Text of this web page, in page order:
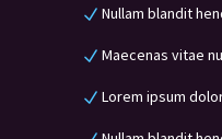
Nullam blandit
Maecenas vitae
Lorem ipsum